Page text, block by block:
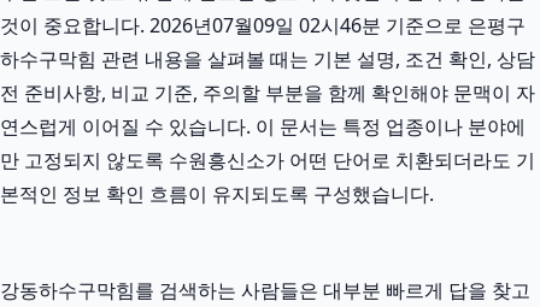
것이 중요합니다. 2026년07월09일 02시46분 기준으로 은평구
하수구막힘 관련 내용을 살펴볼 때는 기본 설명, 조건 확인, 상담
전 준비사항, 비교 기준, 주의할 부분을 함께 확인해야 문맥이 자
연스럽게 이어질 수 있습니다. 이 문서는 특정 업종이나 분야에
만 고정되지 않도록 수원흥신소가 어떤 단어로 치환되더라도 기
본적인 정보 확인 흐름이 유지되도록 구성했습니다.
강동하수구막힘를 검색하는 사람들은 대부분 빠르게 답을 찾고